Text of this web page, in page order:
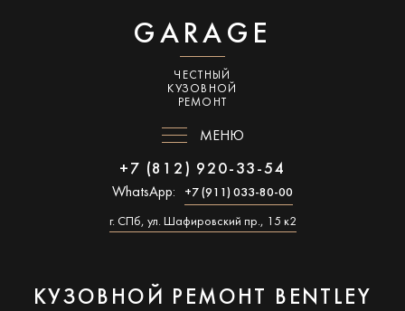
GARAGE
ЧЕСТНЫЙ
КУЗОВНОЙ
РЕМОНТ
МЕНЮ
+7 (812) 920-33-54
WhatsApp: +7 (911) 033-80-00
г. СПб, ул. Шафировский пр., 15 к2
КУЗОВНОЙ РЕМОНТ BENTLEY